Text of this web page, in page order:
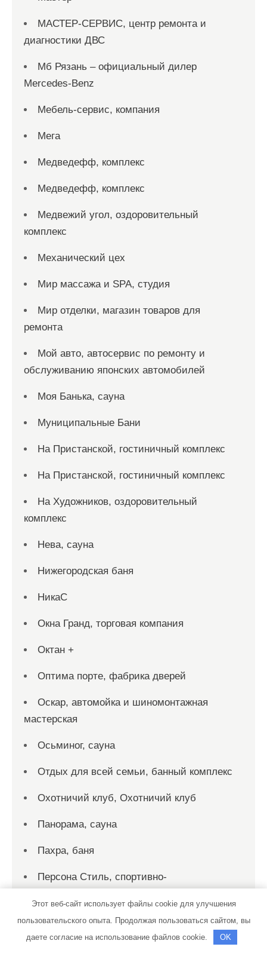
МАСТЕР-СЕРВИС, центр ремонта и
диагностики ДВС
Мб Рязань – официальный дилер
Mercedes-Benz
Мебель-сервис, компания
Мега
Медведефф, комплекс
Медведефф, комплекс
Медвежий угол, оздоровительный
комплекс
Механический цех
Мир массажа и SPA, студия
Мир отделки, магазин товаров для
ремонта
Мой авто, автосервис по ремонту и
обслуживанию японских автомобилей
Моя Банька, сауна
Муниципальные Бани
На Пристанской, гостиничный комплекс
На Пристанской, гостиничный комплекс
На Художников, оздоровительный
комплекс
Нева, сауна
Нижегородская баня
НикаС
Окна Гранд, торговая компания
Октан +
Оптима порте, фабрика дверей
Оскар, автомойка и шиномонтажная
мастерская
Осьминог, сауна
Отдых для всей семьи, банный комплекс
Охотничий клуб, Охотничий клуб
Панорама, сауна
Пахра, баня
Персона Стиль, спортивно-
Пик-сервис, автомойка
Этот веб-сайт использует файлы cookie для улучшения
пользовательского опыта. Продолжая пользоваться сайтом, вы
даете согласие на использование файлов cookie.
OK